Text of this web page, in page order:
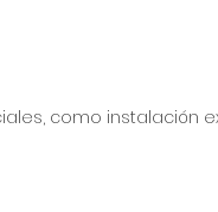
como instalación